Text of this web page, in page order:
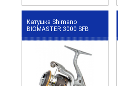
Катушка Shimano
BIOMASTER 3000 SFB